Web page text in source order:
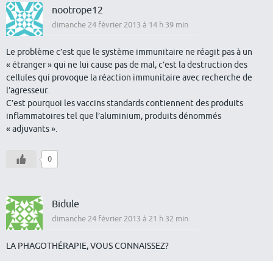
nootrope12
dimanche 24 février 2013 à 14 h 39 min
Le problème c’est que le système immunitaire ne réagit pas à un
« étranger » qui ne lui cause pas de mal, c’est la destruction des
cellules qui provoque la réaction immunitaire avec recherche de
l’agresseur.
C’est pourquoi les vaccins standards contiennent des produits
inflammatoires tel que l’aluminium, produits dénommés
« adjuvants ».
0
Bidule
dimanche 24 février 2013 à 21 h 32 min
LA PHAGOTHÉRAPIE, VOUS CONNAISSEZ?